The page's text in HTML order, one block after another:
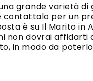
grande varietà
per un
è su Il Marito in
non dovrai
in modo da